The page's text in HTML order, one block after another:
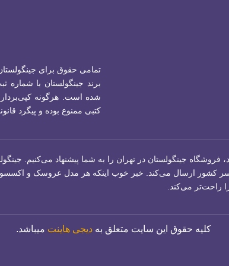
تمامی حقوق برای
شده است. هرگونه
کتبی ممنوع بوده و پیگرد
فروشگاه جینگولستان در تهران را به شما پیشنهاد می‌کنیم.
ارسال می‌کند. خبر خوب اینکه هر مدل عروسک و اکسسوری
راحت‌تر می‌کند.
کلیه حقوق این سایت متعلق به دیجی هاینت میباشد.